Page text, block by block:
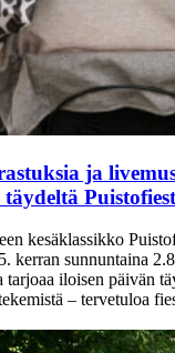
ja
kesäklassikko
kerran sunnuntaina
tarjoaa iloisen päivän
– tervetuloa